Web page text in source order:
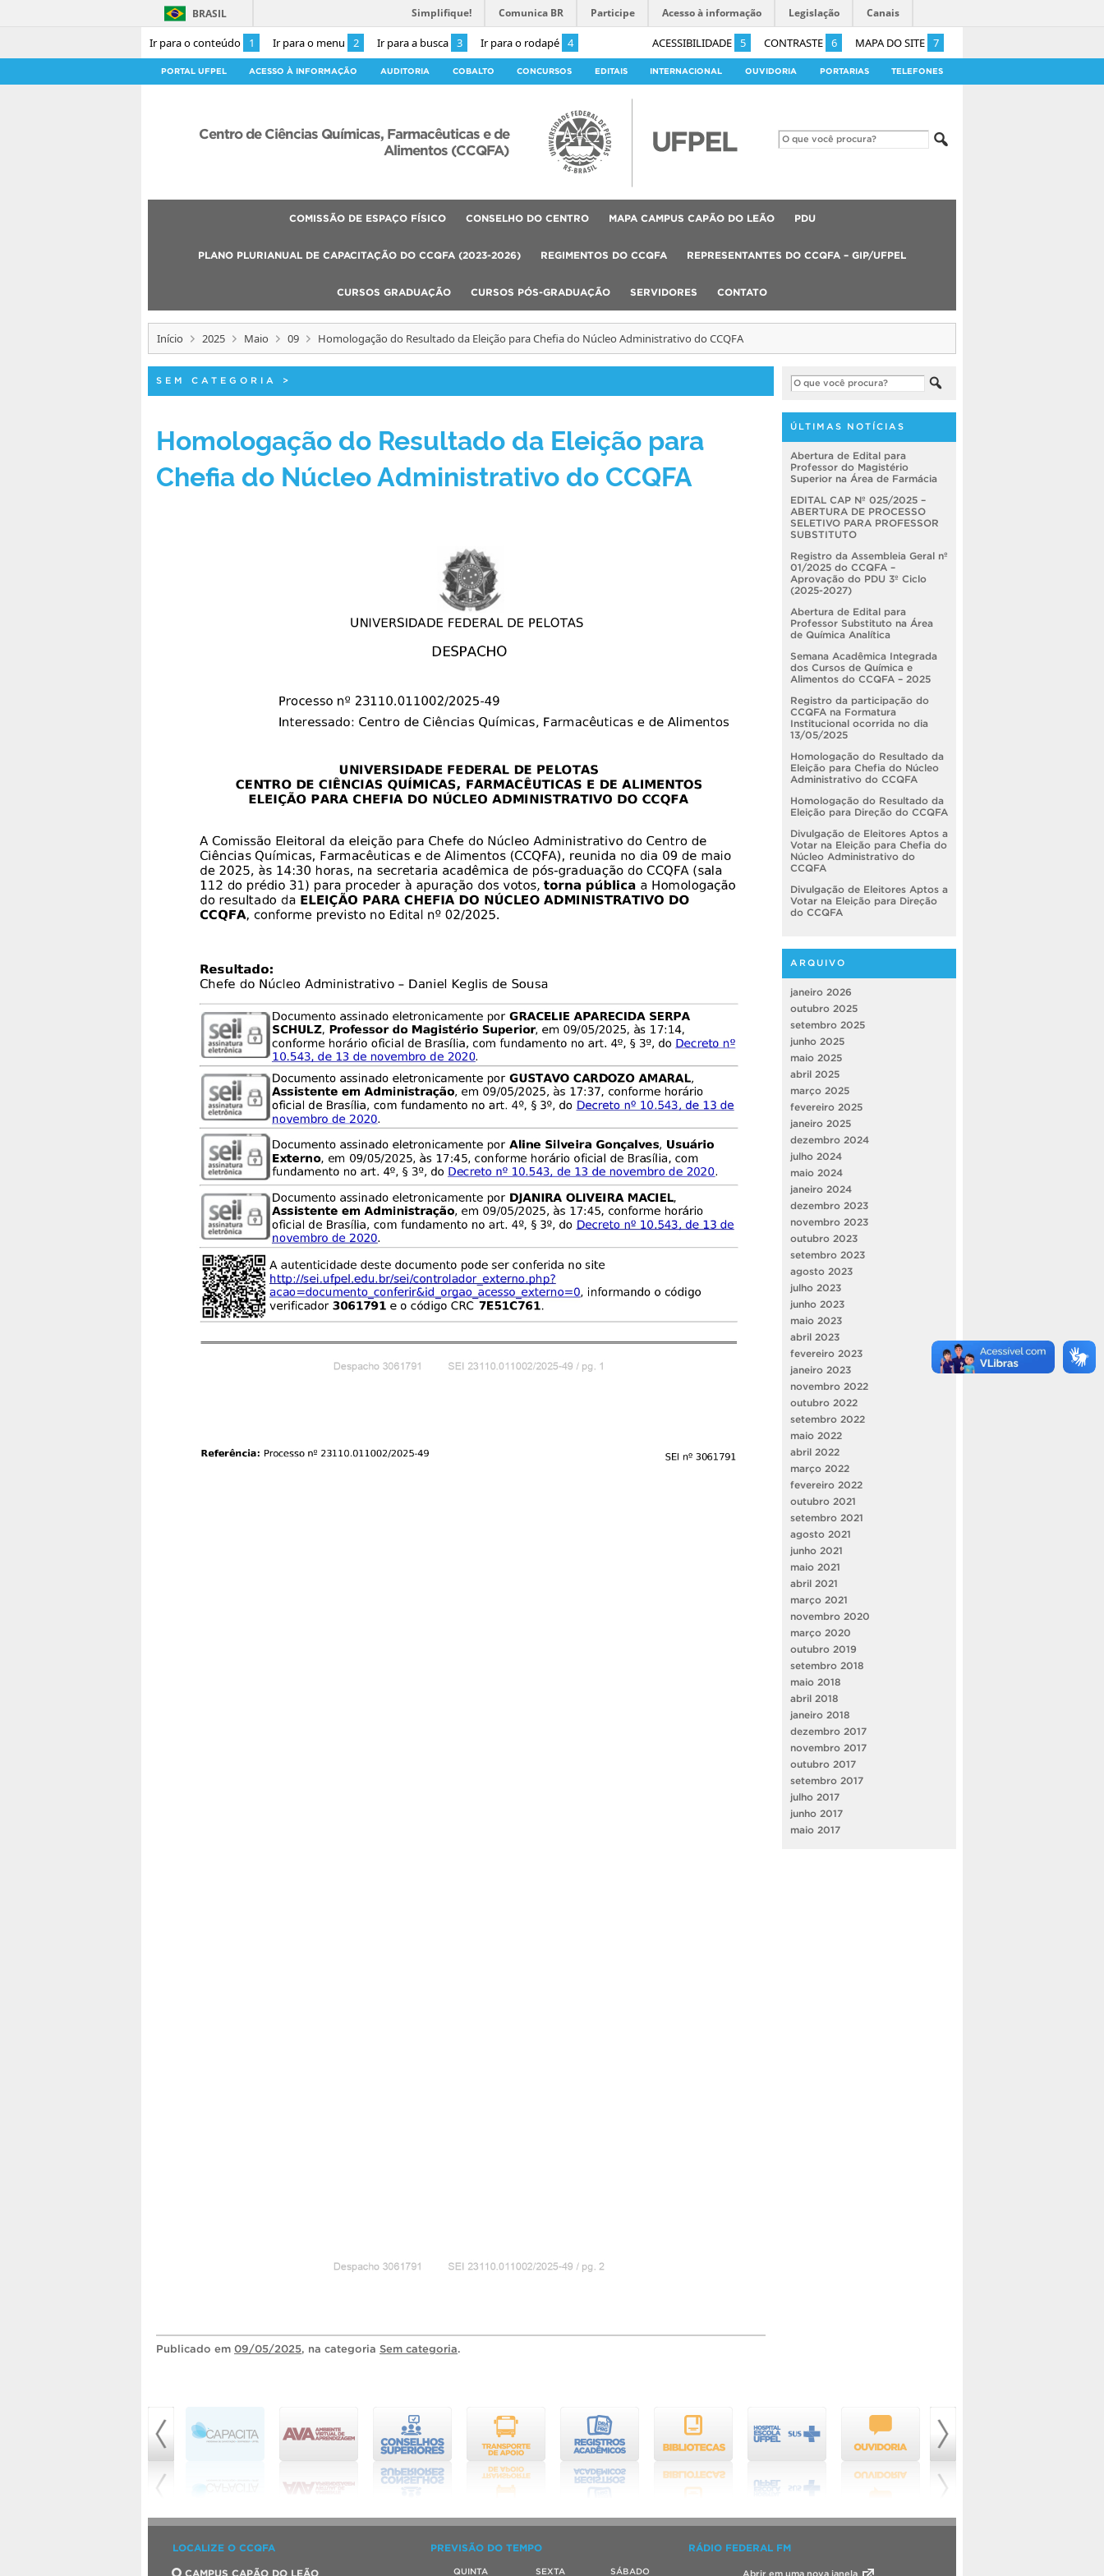
Ir para o conteúdo 1 Ir para o menu 2 Ir para a busca 3 Ir para o rodapé 4 ACESSIBILIDADE 5 CONTRASTE 6 MAPA DO SITE 7
BRASIL Simplifique! Comunica BR Participe Acesso à informação Legislação Canais
PORTAL UFPEL ACESSO À INFORMAÇÃO AUDITORIA COBALTO CONCURSOS EDITAIS INTERNACIONAL OUVIDORIA PORTARIAS TELEFONES
Centro de Ciências Químicas, Farmacêuticas e de
Alimentos (CCQFA)
COMISSÃO DE ESPAÇO FÍSICO CONSELHO DO CENTRO MAPA CAMPUS CAPÃO DO LEÃO PDU
PLANO PLURIANUAL DE CAPACITAÇÃO DO CCQFA (2023-2026) REGIMENTOS DO CCQFA REPRESENTANTES DO CCQFA – GIP/UFPEL
CURSOS GRADUAÇÃO CURSOS PÓS-GRADUAÇÃO SERVIDORES CONTATO
Início 2025 Maio 09 Homologação do Resultado da Eleição para Chefia do Núcleo Administrativo do CCQFA
SEM CATEGORIA >
Homologação do Resultado da Eleição para
Chefia do Núcleo Administrativo do CCQFA
Publicado em 09/05/2025, na categoria Sem categoria.
ÚLTIMAS NOTÍCIAS
Abertura de Edital para
Professor do Magistério
Superior na Área de Farmácia
EDITAL CAP Nº 025/2025 –
ABERTURA DE PROCESSO
SELETIVO PARA PROFESSOR
SUBSTITUTO
Registro da Assembleia Geral nº
01/2025 do CCQFA –
Aprovação do PDU 3º Ciclo
(2025-2027)
Abertura de Edital para
Professor Substituto na Área
de Química Analítica
Semana Acadêmica Integrada
dos Cursos de Química e
Alimentos do CCQFA – 2025
Registro da participação do
CCQFA na Formatura
Institucional ocorrida no dia
13/05/2025
Homologação do Resultado da
Eleição para Chefia do Núcleo
Administrativo do CCQFA
Homologação do Resultado da
Eleição para Direção do CCQFA
Divulgação de Eleitores Aptos a
Votar na Eleição para Chefia do
Núcleo Administrativo do
CCQFA
Divulgação de Eleitores Aptos a
Votar na Eleição para Direção
do CCQFA
ARQUIVO
janeiro 2026
outubro 2025
setembro 2025
junho 2025
maio 2025
abril 2025
março 2025
fevereiro 2025
janeiro 2025
dezembro 2024
julho 2024
maio 2024
janeiro 2024
dezembro 2023
novembro 2023
outubro 2023
setembro 2023
agosto 2023
julho 2023
junho 2023
maio 2023
abril 2023
fevereiro 2023
janeiro 2023
novembro 2022
outubro 2022
setembro 2022
maio 2022
abril 2022
março 2022
fevereiro 2022
outubro 2021
setembro 2021
agosto 2021
junho 2021
maio 2021
abril 2021
março 2021
novembro 2020
março 2020
outubro 2019
setembro 2018
maio 2018
abril 2018
janeiro 2018
dezembro 2017
novembro 2017
outubro 2017
setembro 2017
julho 2017
junho 2017
maio 2017
LOCALIZE O CCQFA
CAMPUS CAPÃO DO LEÃO
PREVISÃO DO TEMPO
QUINTA SEXTA SÁBADO
RÁDIO FEDERAL FM
Abrir em uma nova janela